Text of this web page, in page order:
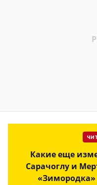
Какие еще
Сарачоглу и
«Зимородка»